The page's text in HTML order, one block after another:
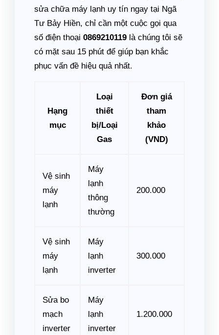
sửa chữa máy lạnh uy tín ngay tại Ngã
Tư Bảy Hiền, chỉ cần một cuộc gọi qua
số điện thoại 0869210119 là chúng tôi sẽ
có mặt sau 15 phút để giúp bạn khắc
phục vấn đề hiệu quả nhất.
Hạng
mục
Loại
thiết
bị/Loại
Gas
Đơn giá
tham
khảo
(VND)
Vệ sinh
máy
lạnh
Máy
lạnh
thông
thường
200.000
Vệ sinh
máy
lạnh
Máy
lạnh
inverter
300.000
Sửa bo
mạch
inverter
Máy
lạnh
inverter
1.200.000